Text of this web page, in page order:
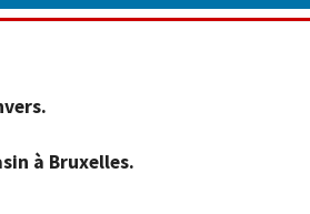
à Bruxelles.